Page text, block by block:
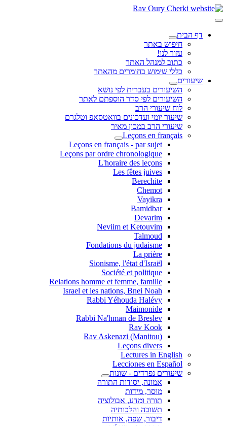
דף הבית
חיפוש באתר
עזור לנו!
כתוב למנהל האתר
כללי שימוש בחומרים מהאתר
שיעורים
השיעורים בעברית לפי נושא
השיעורים לפי סדר הוספתם לאתר
לוח שיעורי הרב
שיעור יומי ועדכונים בוואטסאפ וטלגרם
שיעורי הרב במכון מאיר
Leçons en français
Leçons en français - par sujet
Leçons par ordre chronologique
L'horaire des leçons
Les fêtes juives
Berechite
Chemot
Vayikra
Bamidbar
Devarim
Neviim et Ketouvim
Talmoud
Fondations du judaisme
La prière
Sionisme, l'état d'Israël
Société et politique
Relations homme et femme, famille
Israel et les nations, Bnei Noah
Rabbi Yéhouda Halévy
Maimonide
Rabbi Na'hman de Breslev
Rav Kook
(Rav Askenazi (Manitou
Leçons divers
Lectures in English
Lecciones en Español
שיעורים נפרדים - שונות
אמונה, יסודות התורה
מוסר, מידות
תורה ומדע, אבולוציה
תשובה והלכותיה
דיבור, שפה, אותיות